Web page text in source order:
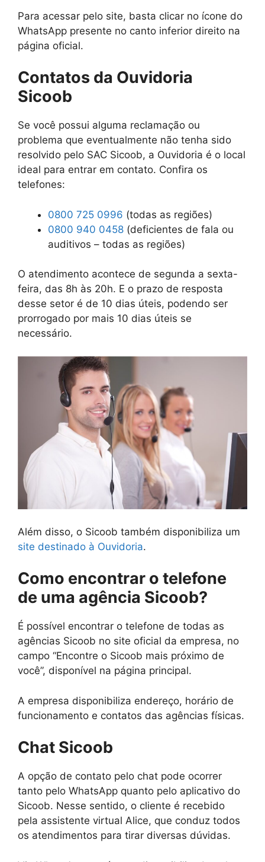
Para acessar pelo site, basta clicar no ícone do
WhatsApp presente no canto inferior direito na
página oficial.
Contatos da Ouvidoria
Sicoob
Se você possui alguma reclamação ou
problema que eventualmente não tenha sido
resolvido pelo SAC Sicoob, a Ouvidoria é o local
ideal para entrar em contato. Confira os
telefones:
0800 725 0996 (todas as regiões)
0800 940 0458 (deficientes de fala ou
auditivos – todas as regiões)
O atendimento acontece de segunda a sexta-
feira, das 8h às 20h. E o prazo de resposta
desse setor é de 10 dias úteis, podendo ser
prorrogado por mais 10 dias úteis se
necessário.
Além disso, o Sicoob também disponibiliza um
site destinado à Ouvidoria.
Como encontrar o telefone
de uma agência Sicoob?
É possível encontrar o telefone de todas as
agências Sicoob no site oficial da empresa, no
campo “Encontre o Sicoob mais próximo de
você”, disponível na página principal.
A empresa disponibiliza endereço, horário de
funcionamento e contatos das agências físicas.
Chat Sicoob
A opção de contato pelo chat pode ocorrer
tanto pelo WhatsApp quanto pelo aplicativo do
Sicoob. Nesse sentido, o cliente é recebido
pela assistente virtual Alice, que conduz todos
os atendimentos para tirar diversas dúvidas.